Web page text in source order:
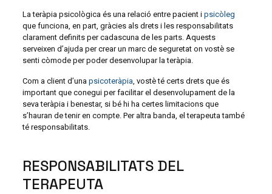
La teràpia psicològica és una relació entre pacient i psicòleg
que funciona, en part, gràcies als drets i les responsabilitats
clarament definits per cadascuna de les parts. Aquests
serveixen d’ajuda per crear un marc de seguretat on vostè se
senti còmode per poder desenvolupar la teràpia.
Com a client d’una psicoteràpia, vostè té certs drets que és
important que conegui per facilitar el desenvolupament de la
seva teràpia i benestar, si bé hi ha certes limitacions que
s’hauran de tenir en compte. Per altra banda, el terapeuta també
té responsabilitats.
RESPONSABILITATS DEL
TERAPEUTA